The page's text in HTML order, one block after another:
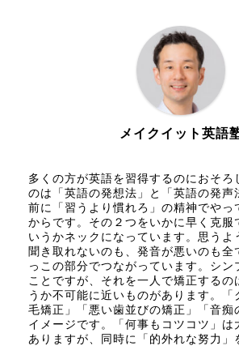
メイクイット英語
多くの方が英語を習得するのにおそろ
のは「英語の発想法」と「英語の発声
前に「習うより慣れろ」の精神でやっ
からです。その２つをいかに早く克服
いうかネックになっています。思うよ
聞き取れないのも、発音が悪いのも全
っこの部分でつながっています。シン
ことですが、それを一人で矯正するの
うか不可能に近いものがあります。「
毛矯正」「悪い歯並びの矯正」「音痴
イメージです。「何事もコツコツ」は
ありますが、同時に「的外れな努力」